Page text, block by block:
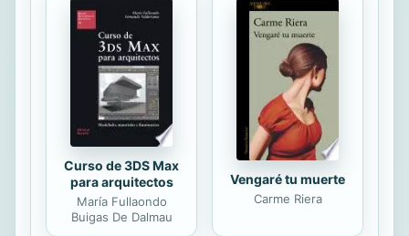
Curso de 3DS Max
para arquitectos
María Fullaondo
Buigas De Dalmau
Vengaré tu muerte
Carme Riera